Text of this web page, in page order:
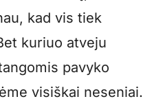
kad vis tiek
kuriuo atveju
pavyko
visiškai neseniai.